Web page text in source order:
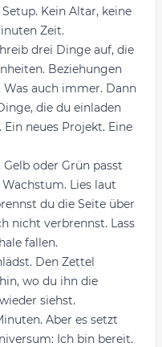
Kein Altar, keine
Zeit.
drei Dinge auf, die
Beziehungen
auch immer. Dann
die du einladen
neues Projekt. Eine
oder Grün passt
Lies laut
du die Seite über
nicht verbrennst. Lass
fallen.
Den Zettel
wo du ihn die
siehst.
Aber es setzt
Ich bin bereit.